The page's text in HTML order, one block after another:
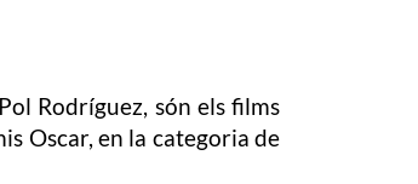
Rodríguez, són els films
Oscar, en la categoria de